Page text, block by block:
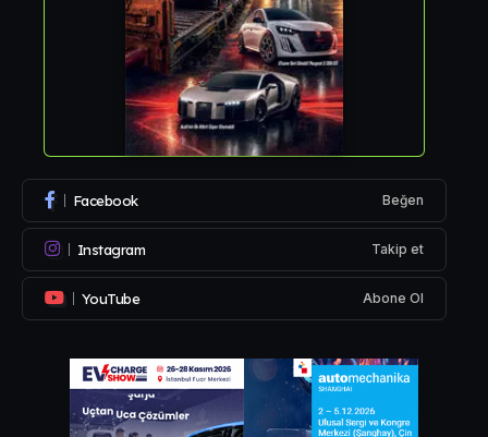
Facebook Beğen
Instagram Takip et
YouTube Abone Ol